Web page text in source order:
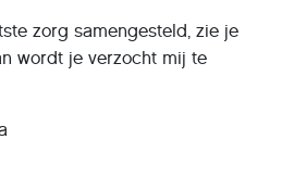
zorg samengesteld, zie je
wordt je verzocht mij te